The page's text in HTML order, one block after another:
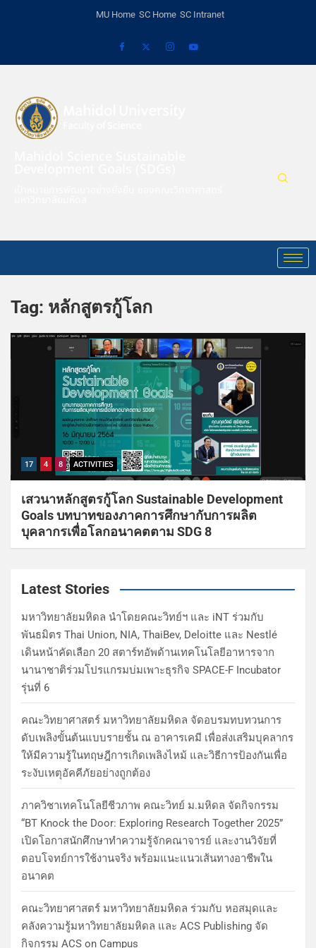
MU Home SC Home SC Intranet
Tag: หลักสูตรกู้โลก
17 4 8 ACTIVITIES
เสวนาหลักสูตรกู้โลก Sustainable Development
Goals บทบาทของภาคการศึกษากับการผลิต
บุคลากรเพื่อโลกอนาคตตาม SDG 8
Latest Stories
มหาวิทยาลัยมหิดล นำโดยคณะวิทย์ฯ และ iNT ร่วมกับ
พันธมิตร Thai Union, NIA, ThaiBev, Deloitte และ Nestlé
เดินหน้าคัดเลือก 20 สตาร์ทอัพด้านเทคโนโลยีอาหารจาก
นานาชาติร่วมโปรแกรมบ่มเพาะธุรกิจ SPACE-F Incubator
รุ่นที่ 6
คณะวิทยาศาสตร์ มหาวิทยาลัยมหิดล จัดอบรมทบทวนการ
ดับเพลิงขั้นต้นแบบรายชั้น ณ อาคารเคมี เพื่อส่งเสริมบุคลากร
ให้มีความรู้ในทฤษฎีการเกิดเพลิงไหม้ และวิธีการป้องกันเพื่อ
ระงับเหตุอัคคีภัยอย่างถูกต้อง
ภาควิชาเทคโนโลยีชีวภาพ คณะวิทย์ ม.มหิดล จัดกิจกรรม
“BT Knock the Door: Exploring Research Together 2025”
เปิดโอกาสนักศึกษาทำความรู้จักคณาจารย์ และงานวิจัยที่
ตอบโจทย์การใช้งานจริง พร้อมแนะแนวเส้นทางอาชีพใน
อนาคต
คณะวิทยาศาสตร์ มหาวิทยาลัยมหิดล ร่วมกับ หอสมุดและ
คลังความรู้มหาวิทยาลัยมหิดล และ ACS Publishing จัด
กิจกรรม ACS on Campus